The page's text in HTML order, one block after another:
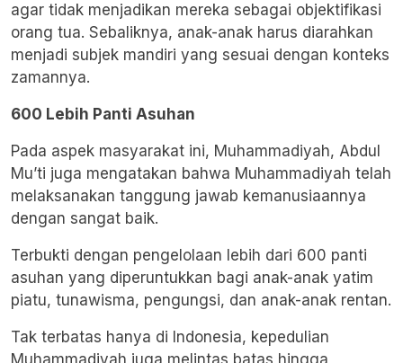
agar tidak menjadikan mereka sebagai objektifikasi
orang tua. Sebaliknya, anak-anak harus diarahkan
menjadi subjek mandiri yang sesuai dengan konteks
zamannya.
600 Lebih Panti Asuhan
Pada aspek masyarakat ini, Muhammadiyah, Abdul
Mu’ti juga mengatakan bahwa Muhammadiyah telah
melaksanakan tanggung jawab kemanusiaannya
dengan sangat baik.
Terbukti dengan pengelolaan lebih dari 600 panti
asuhan yang diperuntukkan bagi anak-anak yatim
piatu, tunawisma, pengungsi, dan anak-anak rentan.
Tak terbatas hanya di Indonesia, kepedulian